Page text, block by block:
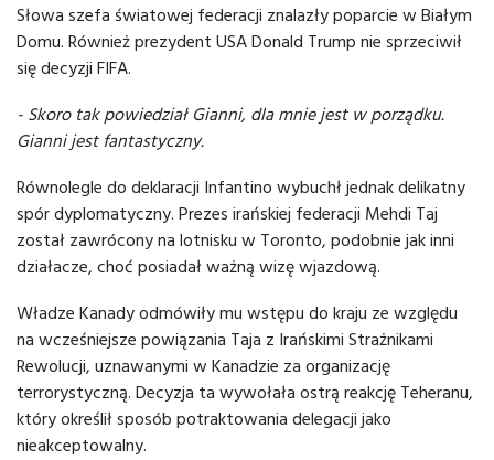
Słowa szefa światowej federacji znalazły poparcie w Białym
Domu. Również prezydent USA Donald Trump nie sprzeciwił
się decyzji FIFA.
- Skoro tak powiedział Gianni, dla mnie jest w porządku.
Gianni jest fantastyczny.
Równolegle do deklaracji Infantino wybuchł jednak delikatny
spór dyplomatyczny. Prezes irańskiej federacji Mehdi Taj
został zawrócony na lotnisku w Toronto, podobnie jak inni
działacze, choć posiadał ważną wizę wjazdową.
Władze Kanady odmówiły mu wstępu do kraju ze względu
na wcześniejsze powiązania Taja z Irańskimi Strażnikami
Rewolucji, uznawanymi w Kanadzie za organizację
terrorystyczną. Decyzja ta wywołała ostrą reakcję Teheranu,
który określił sposób potraktowania delegacji jako
nieakceptowalny.